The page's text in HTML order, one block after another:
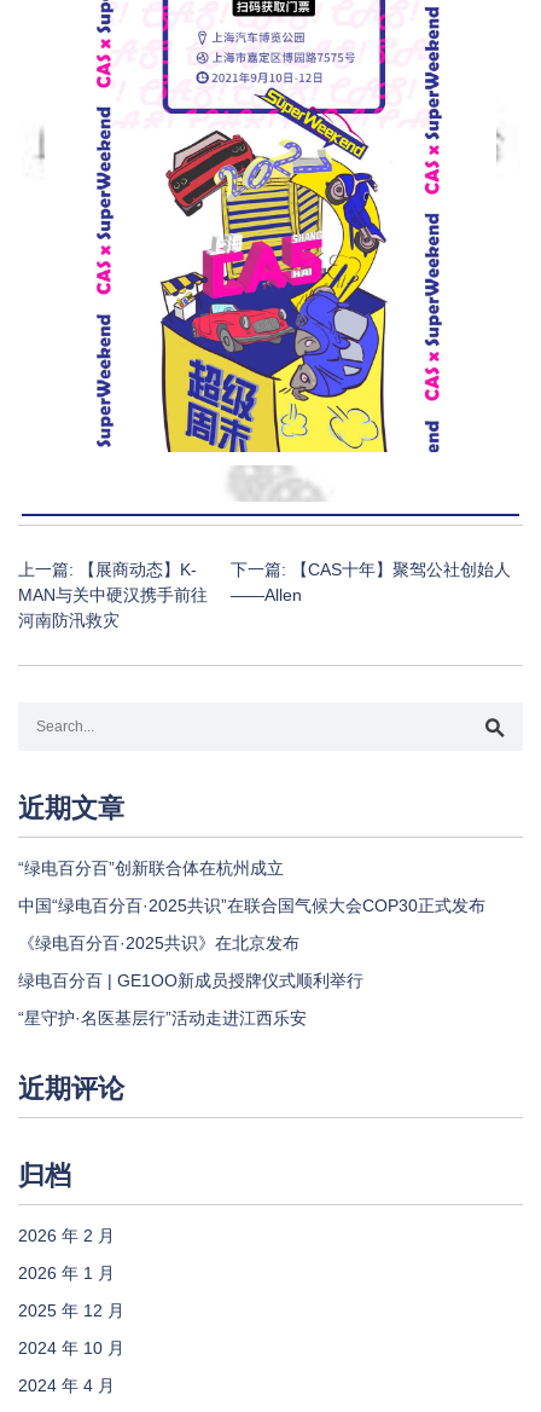
上一篇:
【展商动态】K-
MAN与关中硬汉携手前往
河南防汛救灾
下一篇:
【CAS十年】聚驾公社创始人
——Allen
近期文章
“绿电百分百”创新联合体在杭州成立
中国“绿电百分百·2025共识”在联合国气候大会COP30正式发布
《绿电百分百·2025共识》在北京发布
绿电百分百 | GE1OO新成员授牌仪式顺利举行
“星守护·名医基层行”活动走进江西乐安
近期评论
归档
2026 年 2 月
2026 年 1 月
2025 年 12 月
2024 年 10 月
2024 年 4 月